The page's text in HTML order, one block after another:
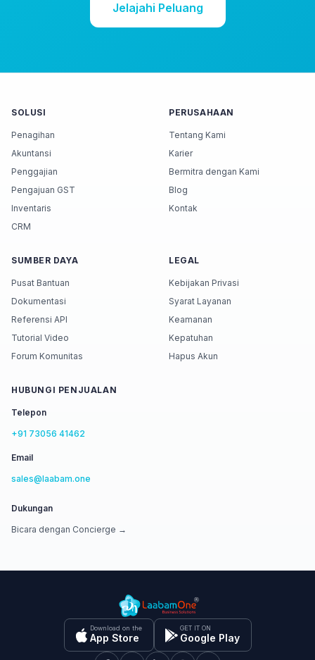
Jelajahi Peluang
SOLUSI
Penagihan
Akuntansi
Penggajian
Pengajuan GST
Inventaris
CRM
PERUSAHAAN
Tentang Kami
Karier
Bermitra dengan Kami
Blog
Kontak
SUMBER DAYA
Pusat Bantuan
Dokumentasi
Referensi API
Tutorial Video
Forum Komunitas
LEGAL
Kebijakan Privasi
Syarat Layanan
Keamanan
Kepatuhan
Hapus Akun
HUBUNGI PENJUALAN
Telepon
+91 73056 41462
Email
sales@laabam.one
Dukungan
Bicara dengan Concierge →
Download on the
App Store
GET IT ON
Google Play